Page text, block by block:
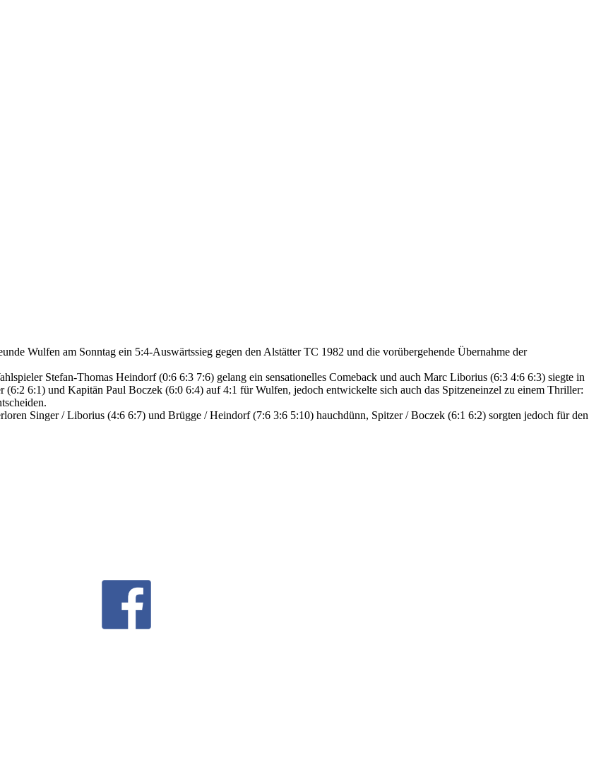
Wulfen am Sonntag ein 5:4-Auswärtssieg gegen den Alstätter TC 1982 und die vorübergehende Übernahme der
Stefan-Thomas Heindorf (0:6 6:3 7:6) gelang ein sensationelles Comeback und auch Marc Liborius (6:3 4:6 6:3) siegte in
6:1) und Kapitän Paul Boczek (6:0 6:4) auf 4:1 für Wulfen, jedoch entwickelte sich auch das Spitzeneinzel zu einem Thriller:
Singer / Liborius (4:6 6:7) und Brügge / Heindorf (7:6 3:6 5:10) hauchdünn, Spitzer / Boczek (6:1 6:2) sorgten jedoch für den